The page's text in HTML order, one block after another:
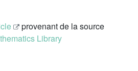
provenant de la source
Library